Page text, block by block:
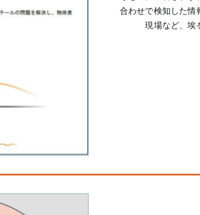
合わせで検知した情
現場など、埃